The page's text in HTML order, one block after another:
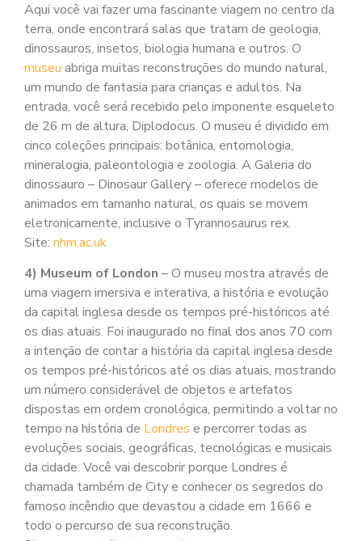
Aqui você vai fazer uma fascinante viagem no centro da
terra, onde encontrará salas que tratam de geologia,
dinossauros, insetos, biologia humana e outros. O
museu abriga muitas reconstruções do mundo natural,
um mundo de fantasia para crianças e adultos. Na
entrada, você será recebido pelo imponente esqueleto
de 26 m de altura, Diplodocus. O museu é dividido em
cinco coleções principais: botânica, entomologia,
mineralogia, paleontologia e zoologia. A Galeria do
dinossauro – Dinosaur Gallery – oferece modelos de
animados em tamanho natural, os quais se movem
eletronicamente, inclusive o Tyrannosaurus rex.
Site: nhm.ac.uk
4) Museum of London – O museu mostra através de
uma viagem imersiva e interativa, a história e evolução
da capital inglesa desde os tempos pré-históricos até
os dias atuais. Foi inaugurado no final dos anos 70 com
a intenção de contar a história da capital inglesa desde
os tempos pré-históricos até os dias atuais, mostrando
um número considerável de objetos e artefatos
dispostas em ordem cronológica, permitindo a voltar no
tempo na história de Londres e percorrer todas as
evoluções sociais, geográficas, tecnológicas e musicais
da cidade. Você vai descobrir porque Londres é
chamada também de City e conhecer os segredos do
famoso incêndio que devastou a cidade em 1666 e
todo o percurso de sua reconstrução.